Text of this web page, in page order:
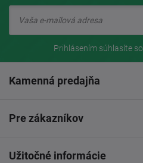
Prihlásením súhlasíte so
Kamenná predajňa
Pre zákazníkov
Užitočné informácie